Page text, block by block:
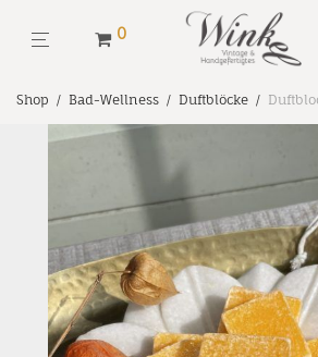
0
Shop / Bad-Wellness / Duftblöcke / Duftblock,